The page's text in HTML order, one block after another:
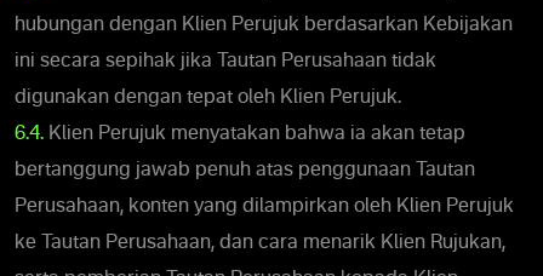
hubungan dengan Klien Perujuk berdasarkan Kebijakan
ini secara sepihak jika Tautan Perusahaan tidak
digunakan dengan tepat oleh Klien Perujuk.
6.4. Klien Perujuk menyatakan bahwa ia akan tetap
bertanggung jawab penuh atas penggunaan Tautan
Perusahaan, konten yang dilampirkan oleh Klien Perujuk
ke Tautan Perusahaan, dan cara menarik Klien Rujukan,